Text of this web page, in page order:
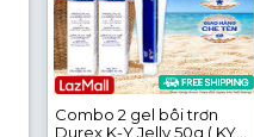
Combo 2 gel bôi trơn
Durex K-Y Jelly 50g ( KY